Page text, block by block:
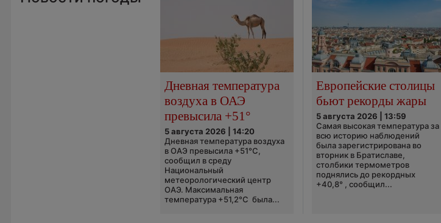
Дневная температура
воздуха в ОАЭ
превысила +51°
5 августа 2026 | 14:20
Дневная температура воздуха
в ОАЭ превысила +51°C,
сообщил в среду
Национальный
метеорологический центр
ОАЭ. Максимальная
температура +51,2°C была...
Европейские столицы
бьют рекорды жары
5 августа 2026 | 13:59
Самая высокая температура за
всю историю наблюдений
была зарегистрирована во
вторник в Братиславе,
столбики термометров
поднялись до рекордных
+40,8° , сообщил...